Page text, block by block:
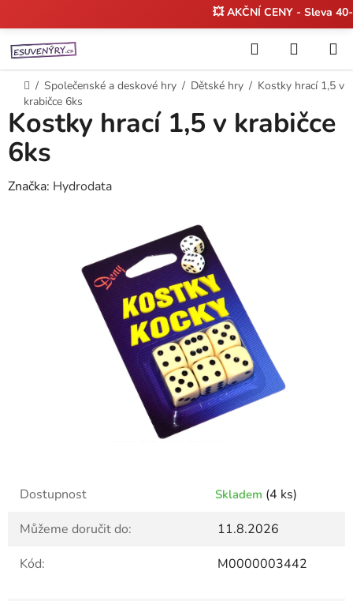
na
obsah
💥 AKČNÍ CENY - Sleva
Hledat
KOŠÍK
Domů
/ Společenské a deskové hry / Dětské hry / Kostky hrací 1,5 v
krabičce 6ks
Dostupnost Skladem (4 ks)
Můžeme doručit do:
11.8.2026
Kód:
M0000003442
Kostky hrací 1,5 v krabičce
6ks
Značka: Hydrodata